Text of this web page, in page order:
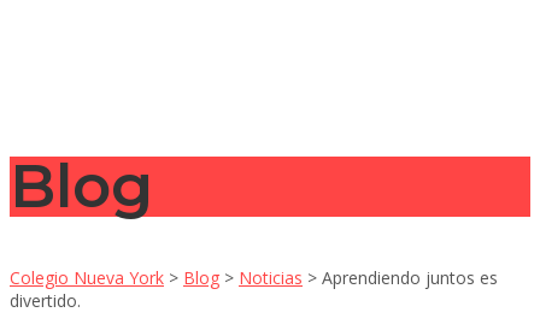
Blog
Colegio Nueva York > Blog > Noticias > Aprendiendo juntos es
divertido.